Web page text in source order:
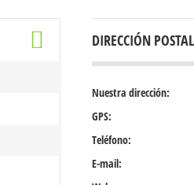
DIRECCIÓN POSTAL
Nuestra dirección:
GPS:
Teléfono:
E-mail: